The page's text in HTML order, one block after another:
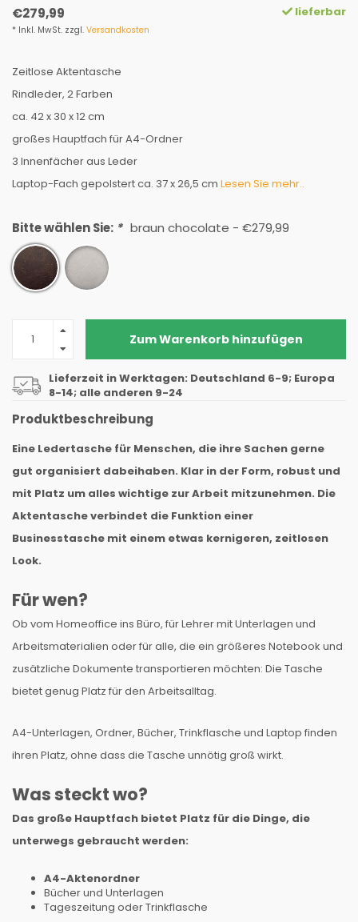
€279,99
* Inkl. MwSt. zzgl. Versandkosten
lieferbar
Zeitlose Aktentasche
Rindleder, 2 Farben
ca. 42 x 30 x 12 cm
großes Hauptfach für A4-Ordner
3 Innenfächer aus Leder
Laptop-Fach gepolstert ca. 37 x 26,5 cm Lesen Sie mehr..
Bitte wählen Sie: * braun chocolate - €279,99
Zum Warenkorb hinzufügen
Lieferzeit in Werktagen: Deutschland 6-9; Europa
8-14; alle anderen 9-24
Produktbeschreibung
Eine Ledertasche für Menschen, die ihre Sachen gerne
gut organisiert dabeihaben. Klar in der Form, robust und
mit Platz um alles wichtige zur Arbeit mitzunehmen. Die
Aktentasche verbindet die Funktion einer
Businesstasche mit einem etwas kernigeren, zeitlosen
Look.
Für wen?
Ob vom Homeoffice ins Büro, für Lehrer mit Unterlagen und
Arbeitsmaterialien oder für alle, die ein größeres Notebook und
zusätzliche Dokumente transportieren möchten: Die Tasche
bietet genug Platz für den Arbeitsalltag.
A4-Unterlagen, Ordner, Bücher, Trinkflasche und Laptop finden
ihren Platz, ohne dass die Tasche unnötig groß wirkt.
Was steckt wo?
Das große Hauptfach bietet Platz für die Dinge, die
unterwegs gebraucht werden:
A4-Aktenordner
Bücher und Unterlagen
Tageszeitung oder Trinkflasche